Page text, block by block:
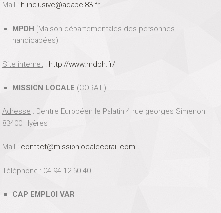
Mail : h.inclusive@adapei83.fr
MPDH (Maison départementales des personnes
handicapées)
Site internet : http://www.mdph.fr/
MISSION LOCALE (CORAIL)
Adresse : Centre Européen le Palatin 4 rue georges Simenon
83400 Hyères
Mail : contact@missionlocalecorail.com
Téléphone : 04 94 12 60 40
CAP EMPLOI VAR